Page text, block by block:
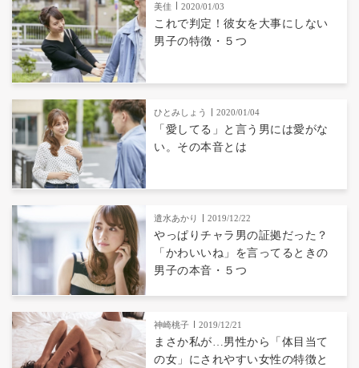
美佳 2020/01/03
これで判定！彼女を大事にしない
男子の特徴・５つ
ひとみしょう 2020/01/04
「愛してる」と言う男には愛がな
い。その本音とは
遣水あかり 2019/12/22
やっぱりチャラ男の証拠だった？
「かわいいね」を言ってるときの
男子の本音・５つ
神崎桃子 2019/12/21
まさか私が…男性から「体目当て
の女」にされやすい女性の特徴と